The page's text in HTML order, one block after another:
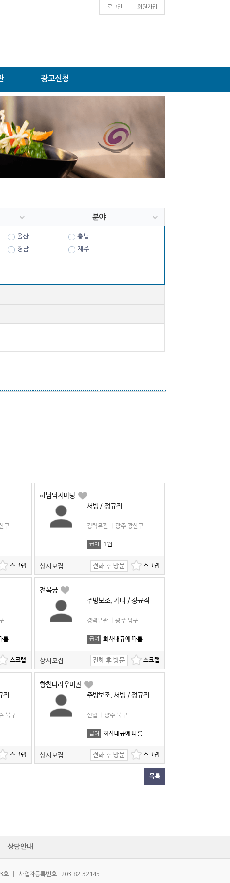
회원가입
로그인
광고신청
분야
울산
충남
경남 제주
구
하남낙지마당
서빙 / 정규직
경력무관 광주 광산구
급여 1원
상시모집 전화 후 방문
름
전복궁
주방보조, 기타 / 정규직
경력무관 광주 남구
급여 회사내규에 따름
상시모집 전화 후 방문
직
북구
황칠나라우미관
주방보조, 서빙 / 정규직
신입 광주 북구
급여 회사내규에 따름
상시모집 전화 후 방문
목록
상담안내
호
사업자등록번호 : 203-82-32145